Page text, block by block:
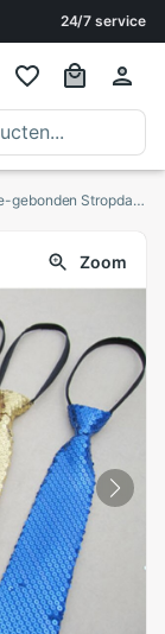
24/7 service
Kids Jongens Meisjes Shining Sequin Pre-gebonden Stropdas Party Kostuum Foto Prop
Zoom